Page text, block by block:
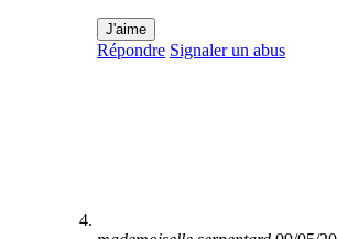
J'aime
Répondre Signaler un abus